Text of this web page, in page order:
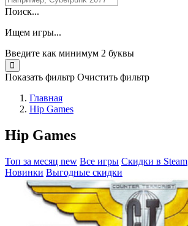
Поиск...
Ищем игры...
Введите как минимум 2 буквы
Показать фильтр Очистить фильтр
Главная
Hip Games
Hip Games
Топ за месяц new Все игры Скидки в Steam
Новинки Выгодные скидки